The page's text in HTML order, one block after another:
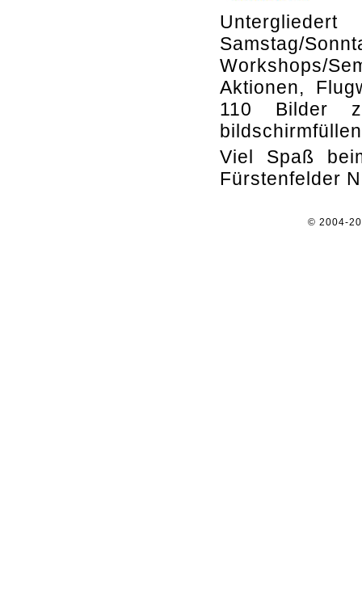
Workshops/
Aktionen,
110 Bilder
Viel Spaß
Fürstenfelder
© 2004-